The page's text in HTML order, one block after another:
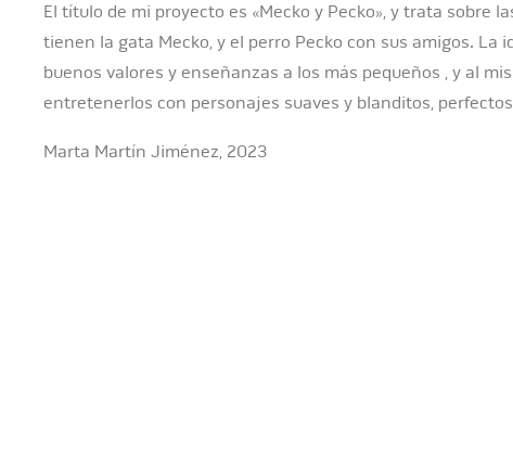
El título de mi proyecto es «Mecko y Pecko», y trata sobre
tienen la gata Mecko, y el perro Pecko con sus amigos. La
buenos valores y enseñanzas a los más pequeños , y al
entretenerlos con personajes suaves y blanditos,
Marta Martín Jiménez, 2023